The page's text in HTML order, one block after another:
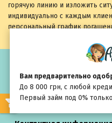
Вам предварительно
До 8 000 грн, с любой
Первый займ под 0%
горячую линию и изложить
индивидуально с каждым
персональный график
Условия использования